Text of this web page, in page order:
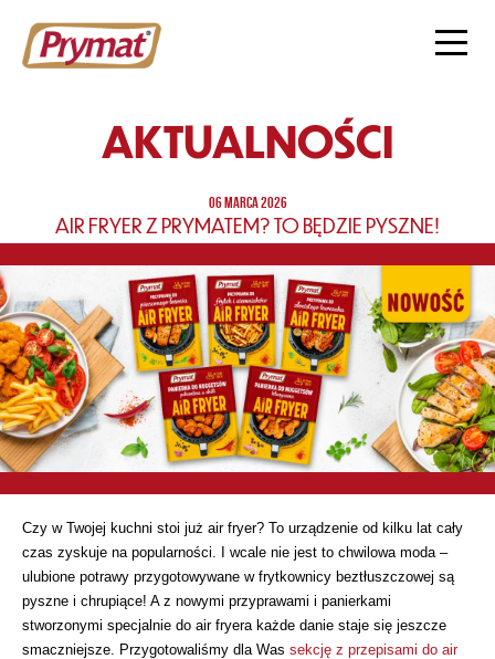
AKTUALNOŚCI
06 MARCA 2026
AIR FRYER Z PRYMATEM? TO BĘDZIE PYSZNE!
Czy w Twojej kuchni stoi już air fryer? To urządzenie od kilku lat cały
czas zyskuje na popularności. I wcale nie jest to chwilowa moda –
ulubione potrawy przygotowywane w frytkownicy beztłuszczowej są
pyszne i chrupiące! A z nowymi przyprawami i panierkami
stworzonymi specjalnie do air fryera każde danie staje się jeszcze
smaczniejsze. Przygotowaliśmy dla Was sekcję z przepisami do air